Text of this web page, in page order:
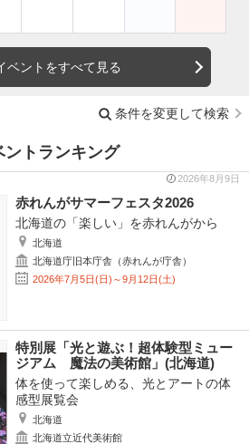
ベントをすべて見る
条件を変更して検索
ントランキング
2026年8月9日
赤れんがサマーフェスタ2026
北海道の「楽しい」を赤れんがから
北海道
北海道庁旧本庁舎（赤れんが庁舎）
2026年7月5日(日)～9月12日(土)
特別展「光と遊ぶ！超体験型ミュー
ジアム 魔法の美術館」(北海道)
体を使って楽しめる、光とアートの体
感型展覧会
北海道
北海道立近代美術館